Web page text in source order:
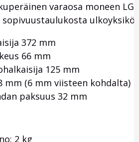
varaosa moneen
sopivuustaulukosta
372 mm
66 mm
125 mm
mm (6 mm viisteen kohdalta)
paksuus 32 mm
2 kg